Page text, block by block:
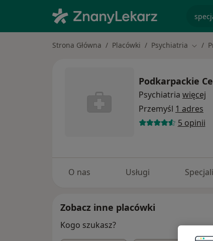
Strona Główna Placówki Psychiatria
Podkarpackie
Psychiatria więcej
Przemyśl 1 adres
5 opinii
O nas Usługi
Zobacz inne placówki
Kogo szukasz?